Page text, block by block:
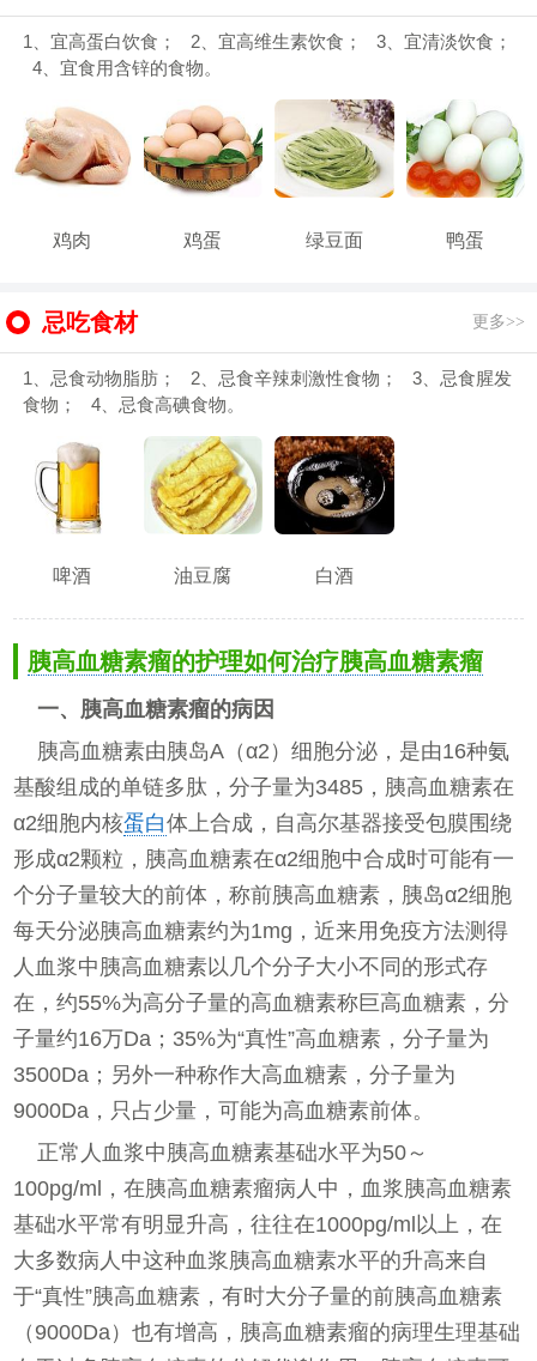
1、宜高蛋白饮食； 2、宜高维生素饮食； 3、宜清淡饮食；
4、宜食用含锌的食物。
鸡肉 鸡蛋 绿豆面 鸭蛋
忌吃食材 更多>>
1、忌食动物脂肪； 2、忌食辛辣刺激性食物； 3、忌食腥发
食物； 4、忌食高碘食物。
啤酒 油豆腐 白酒
胰高血糖素瘤的护理如何治疗胰高血糖素瘤
一、胰高血糖素瘤的病因
胰高血糖素由胰岛A（α2）细胞分泌，是由16种氨
基酸组成的单链多肽，分子量为3485，胰高血糖素在
α2细胞内核蛋白体上合成，自高尔基器接受包膜围绕
形成α2颗粒，胰高血糖素在α2细胞中合成时可能有一
个分子量较大的前体，称前胰高血糖素，胰岛α2细胞
每天分泌胰高血糖素约为1mg，近来用免疫方法测得
人血浆中胰高血糖素以几个分子大小不同的形式存
在，约55%为高分子量的高血糖素称巨高血糖素，分
子量约16万Da；35%为“真性”高血糖素，分子量为
3500Da；另外一种称作大高血糖素，分子量为
9000Da，只占少量，可能为高血糖素前体。
正常人血浆中胰高血糖素基础水平为50～
100pg/ml，在胰高血糖素瘤病人中，血浆胰高血糖素
基础水平常有明显升高，往往在1000pg/ml以上，在
大多数病人中这种血浆胰高血糖素水平的升高来自
于“真性”胰高血糖素，有时大分子量的前胰高血糖素
（9000Da）也有增高，胰高血糖素瘤的病理生理基础